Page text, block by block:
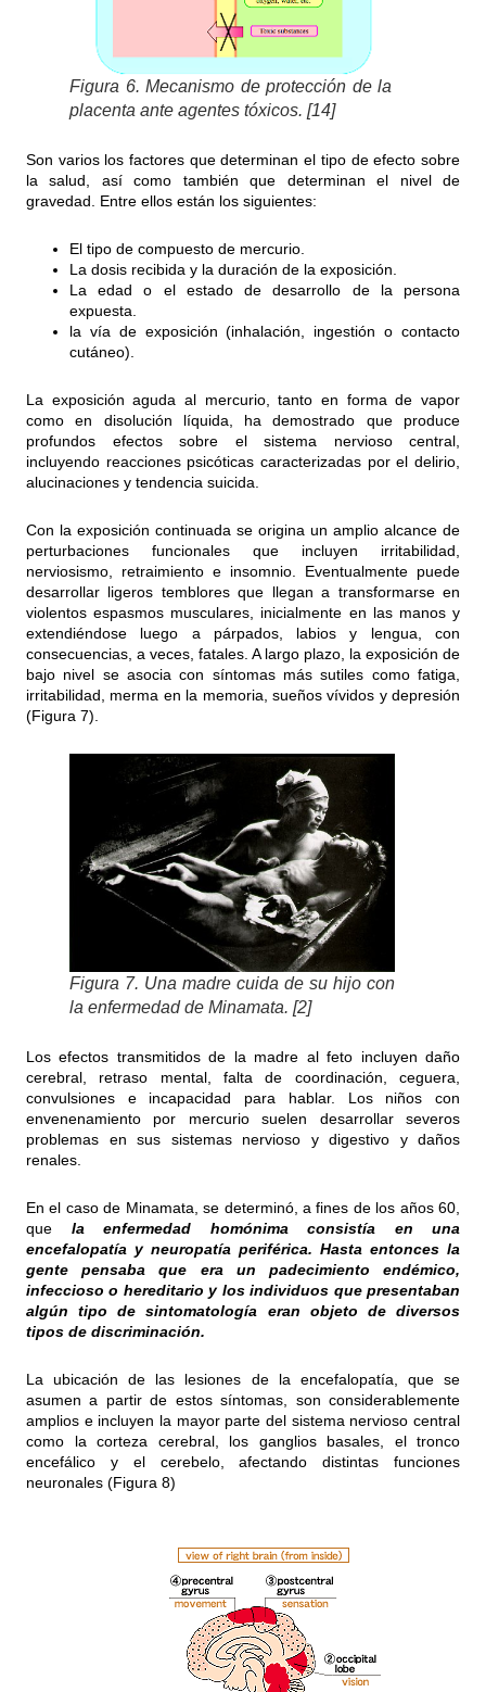
Figura 6. Mecanismo de protección de la
placenta ante agentes tóxicos. [14]
Son varios los factores que determinan el tipo de efecto sobre
la salud, así como también que determinan el nivel de
gravedad. Entre ellos están los siguientes:
El tipo de compuesto de mercurio.
La dosis recibida y la duración de la exposición.
La edad o el estado de desarrollo de la persona
expuesta.
la vía de exposición (inhalación, ingestión o contacto
cutáneo).
La exposición aguda al mercurio, tanto en forma de vapor
como en disolución líquida, ha demostrado que produce
profundos efectos sobre el sistema nervioso central,
incluyendo reacciones psicóticas caracterizadas por el delirio,
alucinaciones y tendencia suicida.
Con la exposición continuada se origina un amplio alcance de
perturbaciones funcionales que incluyen irritabilidad,
nerviosismo, retraimiento e insomnio. Eventualmente puede
desarrollar ligeros temblores que llegan a transformarse en
violentos espasmos musculares, inicialmente en las manos y
extendiéndose luego a párpados, labios y lengua, con
consecuencias, a veces, fatales. A largo plazo, la exposición de
bajo nivel se asocia con síntomas más sutiles como fatiga,
irritabilidad, merma en la memoria, sueños vívidos y depresión
(Figura 7).
Figura 7. Una madre cuida de su hijo con
la enfermedad de Minamata. [2]
Los efectos transmitidos de la madre al feto incluyen daño
cerebral, retraso mental, falta de coordinación, ceguera,
convulsiones e incapacidad para hablar. Los niños con
envenenamiento por mercurio suelen desarrollar severos
problemas en sus sistemas nervioso y digestivo y daños
renales.
En el caso de Minamata, se determinó, a fines de los años 60,
que la enfermedad homónima consistía en una
encefalopatía y neuropatía periférica. Hasta entonces la
gente pensaba que era un padecimiento endémico,
infeccioso o hereditario y los individuos que presentaban
algún tipo de sintomatología eran objeto de diversos
tipos de discriminación.
La ubicación de las lesiones de la encefalopatía, que se
asumen a partir de estos síntomas, son considerablemente
amplios e incluyen la mayor parte del sistema nervioso central
como la corteza cerebral, los ganglios basales, el tronco
encefálico y el cerebelo, afectando distintas funciones
neuronales (Figura 8)